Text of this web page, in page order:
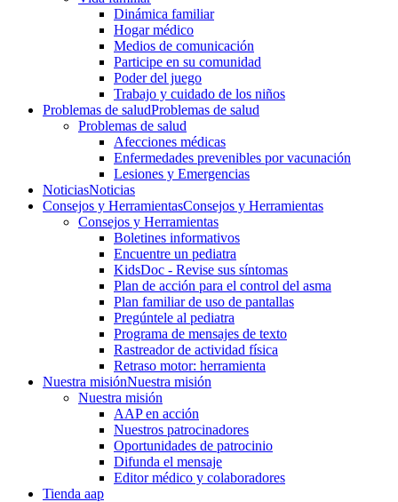
Dinámica familiar
Hogar médico
Medios de comunicación
Participe en su comunidad
Poder del juego
Trabajo y cuidado de los niños
Problemas de saludProblemas de salud
Problemas de salud
Afecciones médicas
Enfermedades prevenibles por vacunación
Lesiones y Emergencias
NoticiasNoticias
Consejos y HerramientasConsejos y Herramientas
Consejos y Herramientas
Boletines informativos
Encuentre un pediatra
KidsDoc - Revise sus síntomas
Plan de acción para el control del asma
Plan familiar de uso de pantallas
Pregúntele al pediatra
Programa de mensajes de texto
Rastre​​ador de activida​d física
Retraso motor: herramienta
Nuestra misiónNuestra misión
Nuestra misión
AAP en acción
Nuestros patrocinadores
Oportunidades de patrocinio
Difunda el mensaje
Editor médico y colaboradores
Tienda aap